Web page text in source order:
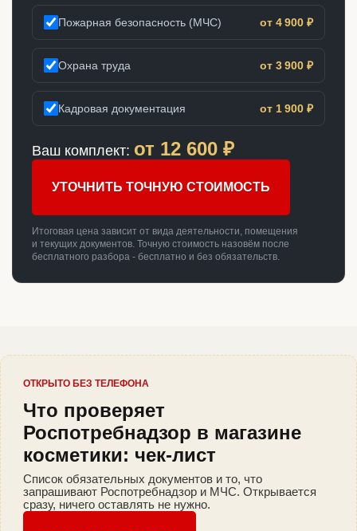
Пожарная безопасность (МЧС) от 4 900 ₽
Охрана труда от 3 900 ₽
Кадровая документация от 1 900 ₽
Ваш комплект: от 12 600 ₽
УТОЧНИТЬ ТОЧНУЮ СТОИМОСТЬ
Итоговая цена зависит от вида деятельности, помещения
и текущих документов. Точную стоимость назовём после
бесплатного разбора - бесплатно и без обязательств.
ОТКРЫТО БЕЗ ТЕЛЕФОНА
Что проверяет
Роспотребнадзор в магазине
косметики: чек-лист
Список обязательных документов и то, что
запрашивают Роспотребнадзор и МЧС. Открывается
сразу, ничего оставлять не нужно.